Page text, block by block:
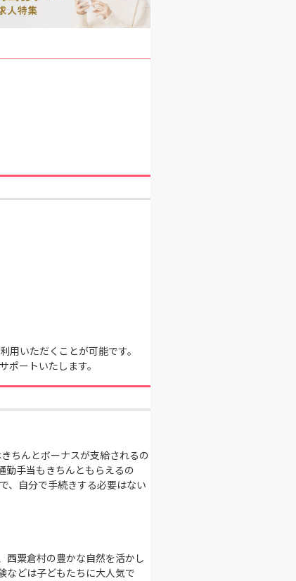
用いただくことが可能です。
ポートいたします。
ちんとボーナスが支給されるの
勤手当もきちんともらえるの
、自分で手続きする必要はない
西粟倉村の豊かな自然を活かし
などは子どもたちに大人気で